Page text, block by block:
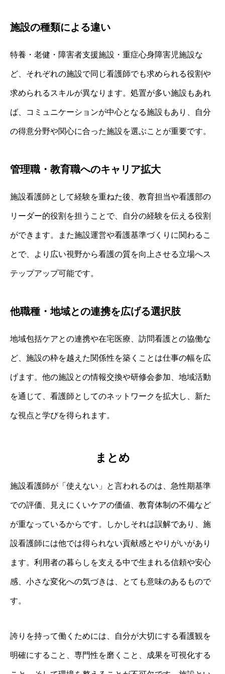
施設の種類による違い
特養・老健・障害者支援施設・重症心身障害児施設な
ど、それぞれの施設で同じ看護師でも求められる役割や
求められるスキルが異なります。処置が多い施設もあれ
ば、コミュニケーションが中心となる施設もあり、自分
の得意分野や関心に合った施設を選ぶことが重要です。
管理職・教育職へのキャリア拡大
施設看護師として経験を重ねた後、教育担当や看護部の
リーダー的役割を担うことで、自分の経験を伝える役割
ができます。また施設運営や看護基準づくりに関わるこ
とで、より広い視野から看護の質を向上させる立場へス
テップアップ可能です。
他職種・地域との連携を広げる選択肢
地域包括ケアとの連携や在宅医療、訪問看護との協働な
ど、施設の枠を越えた関係性を築くことは仕事の幅を広
げます。他の施設との情報交換や研修会参加、地域活動
を通じて、看護師としてのネットワークを拡大し、新た
な視点と学びを得られます。
まとめ
施設看護師が「使えない」と言われるのは、急性期基準
での評価、見えにくいケアの価値、教育体制の不備など
が重なっているからです。しかしそれは誤解であり、施
設看護師には他では得られない貢献感とやりがいがあり
ます。利用者の暮らしを支える中で生まれる信頼や安心
感、小さな変化への気づきは、とても意味のあるもので
す。
誇りを持って働くためには、自分が大切にする看護観を
明確にすること、専門性を磨くこと、成果を可視化する